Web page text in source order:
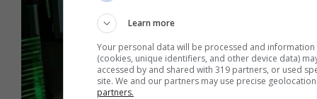
Learn more
Your personal data will be processed and
(cookies, unique identifiers, and other device data)
accessed by and shared with 319 partners, or used
site. We and our partners may use precise
partners.